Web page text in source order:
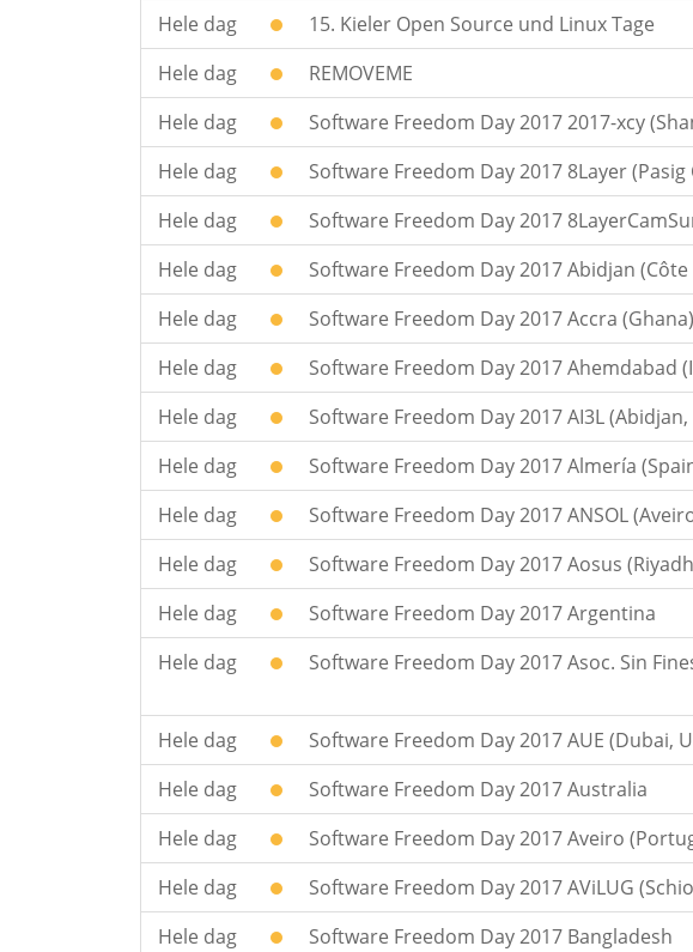
Hele dag
15. Kieler Open Source und Linux Tage
Hele dag
REMOVEME
Hele dag
Software Freedom Day 2017 2017-xcy
Hele dag
Software Freedom Day 2017 8Layer
Hele dag
Software Freedom Day 2017
Hele dag
Software Freedom Day 2017 Abidjan
Hele dag
Software Freedom Day 2017 Accra (Ghana)
Hele dag
Software Freedom Day 2017 Ahemdabad
Hele dag
Software Freedom Day 2017 AI3L
Hele dag
Software Freedom Day 2017 Almería
Hele dag
Software Freedom Day 2017 ANSOL
Hele dag
Software Freedom Day 2017 Aosus
Hele dag
Software Freedom Day 2017 Argentina
Hele dag
Software Freedom Day 2017 Asoc. Sin
Hele dag
Software Freedom Day 2017 AUE (Dubai,
Hele dag
Software Freedom Day 2017 Australia
Hele dag
Software Freedom Day 2017 Aveiro
Hele dag
Software Freedom Day 2017 AViLUG
Hele dag
Software Freedom Day 2017 Bangladesh